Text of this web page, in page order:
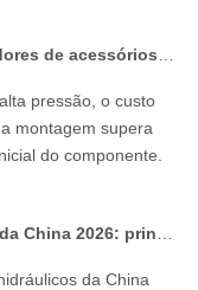
mangueiras hidráulicas em Zhejiang
pressão, o custo
montagem supera
do componente.
de conexões hidráulicas e como escolher
da China